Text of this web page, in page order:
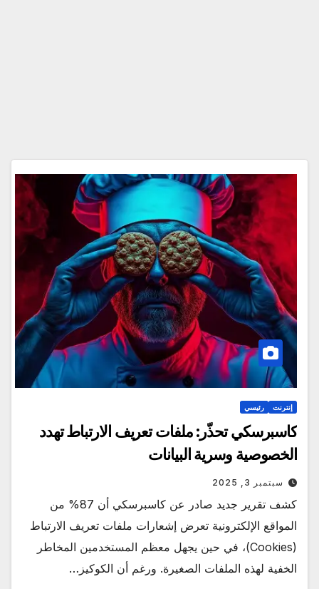
إنترنت رئيسي
كاسبرسكي تحذّر: ملفات تعريف الارتباط تهدد
الخصوصية وسرية البيانات
سبتمبر 3, 2025
كشف تقرير جديد صادر عن كاسبرسكي أن 87% من
المواقع الإلكترونية تعرض إشعارات ملفات تعريف الارتباط
(Cookies)، في حين يجهل معظم المستخدمين المخاطر
الخفية لهذه الملفات الصغيرة. ورغم أن الكوكيز…